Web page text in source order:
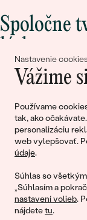
Nastavenie
Vážime
Používame
tak, ako
personalizáciu
web vylepšovať.
údaje.
Súhlas so
„Súhlasím a
nastavení volieb.
nájdetetu.
Spoločne
Pripojte sa k nám!
© 2011 - 2026, Eppi.sk